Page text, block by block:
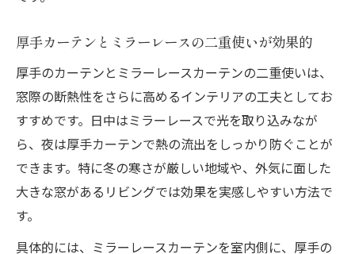
厚手カーテンとミラーレースの二重使いが効果的
厚手のカーテンとミラーレースカーテンの二重使いは、
窓際の断熱性をさらに高めるインテリアの工夫としてお
すすめです。日中はミラーレースで光を取り込みなが
ら、夜は厚手カーテンで熱の流出をしっかり防ぐことが
できます。特に冬の寒さが厳しい地域や、外気に面した
大きな窓があるリビングでは効果を実感しやすい方法で
す。
具体的には、ミラーレースカーテンを室内側に、厚手の